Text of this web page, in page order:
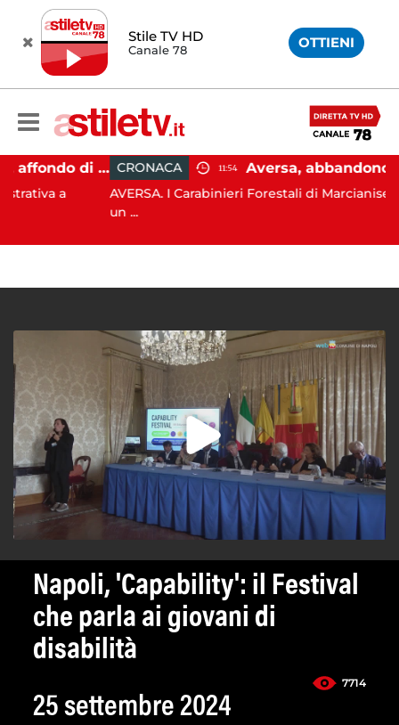
Stile TV HD
Canale 78 OTTIENI
Capaccio Paestum, affondo di Forza Italia: "Paolino è arrivato al capolinea"
a
CRONACA 11:54
AVERSA. I Carabinieri Forestali di Marcianise
Napoli, 'Capability': il Festival
che parla ai giovani di
disabilità
7714
25 settembre 2024